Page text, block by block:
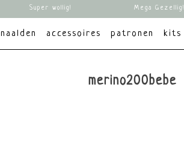
Super wollig! Mega Gezellig!
naalden accessoires patronen kits
merino200bebe